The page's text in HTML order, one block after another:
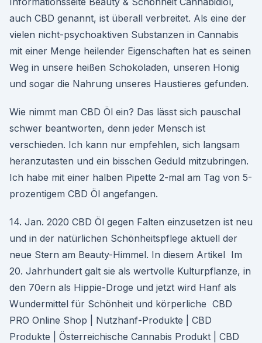
auch CBD genannt, ist überall verbreitet. Als eine der
vielen nicht-psychoaktiven Substanzen in Cannabis
mit einer Menge heilender Eigenschaften hat es seinen
Weg in unsere heißen Schokoladen, unseren Honig
und sogar die Nahrung unseres Haustieres gefunden.
Wie nimmt man CBD Öl ein? Das lässt sich pauschal
schwer beantworten, denn jeder Mensch ist
verschieden. Ich kann nur empfehlen, sich langsam
heranzutasten und ein bisschen Geduld mitzubringen.
Ich habe mit einer halben Pipette 2-mal am Tag von 5-
prozentigem CBD Öl angefangen.
14. Jan. 2020 CBD Öl gegen Falten einzusetzen ist neu
und in der natürlichen Schönheitspflege aktuell der
neue Stern am Beauty-Himmel. In diesem Artikel Im
20. Jahrhundert galt sie als wertvolle Kulturpflanze, in
den 70ern als Hippie-Droge und jetzt wird Hanf als
Wundermittel für Schönheit und körperliche CBD
PRO Online Shop | Nutzhanf-Produkte | CBD
Produkte | Österreichische Cannabis Produkt | CBD